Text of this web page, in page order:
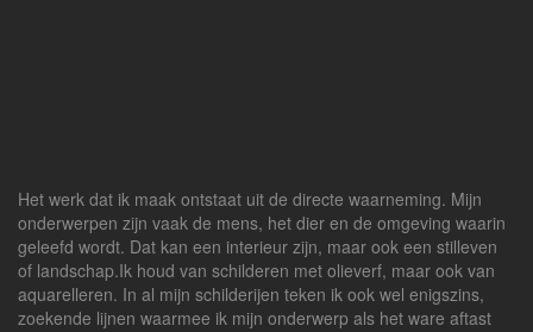
Het werk dat ik maak ontstaat uit de directe waarneming. Mijn
onderwerpen zijn vaak de mens, het dier en de omgeving waarin
geleefd wordt. Dat kan een interieur zijn, maar ook een stilleven
of landschap.Ik houd van schilderen met olieverf, maar ook van
aquarelleren. In al mijn schilderijen teken ik ook wel enigszins,
zoekende lijnen waarmee ik mijn onderwerp als het ware aftast